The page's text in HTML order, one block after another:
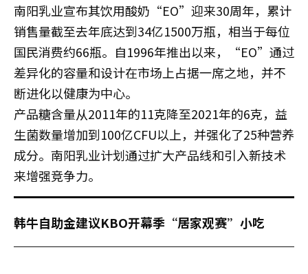
南阳乳业宣布其饮用酸奶“EO”迎来30周年，累计
销售量截至去年底达到34亿1500万瓶，相当于每位
国民消费约66瓶。自1996年推出以来，“EO”通过
差异化的容量和设计在市场上占据一席之地，并不
断进化以健康为中心。
产品糖含量从2011年的11克降至2021年的6克，益
生菌数量增加到100亿CFU以上，并强化了25种营养
成分。南阳乳业计划通过扩大产品线和引入新技术
来增强竞争力。
韩牛自助金建议KBO开幕季“居家观赛”小吃